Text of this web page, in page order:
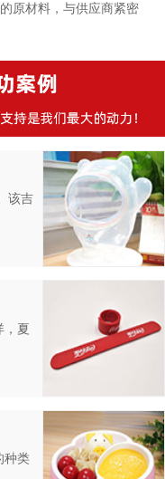
原材料，与供应商紧密
该吉
，夏
种类